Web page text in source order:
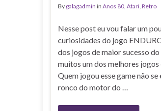
By galagadmin in Anos 80, Atari, Retro
Nesse post eu vou falar um
curiosidades do jogo
dos jogos de maior sucesso
muitos um dos melhores
Quem jogou esse game não
ronco do motor do …